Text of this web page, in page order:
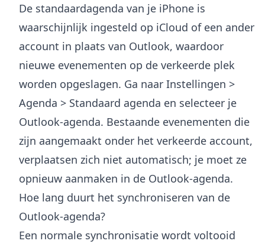
De standaardagenda van je iPhone is
waarschijnlijk ingesteld op iCloud of een ander
account in plaats van Outlook, waardoor
nieuwe evenementen op de verkeerde plek
worden opgeslagen. Ga naar Instellingen >
Agenda > Standaard agenda en selecteer je
Outlook-agenda. Bestaande evenementen die
zijn aangemaakt onder het verkeerde account,
verplaatsen zich niet automatisch; je moet ze
opnieuw aanmaken in de Outlook-agenda.
Hoe lang duurt het synchroniseren van de
Outlook-agenda?
Een normale synchronisatie wordt voltooid